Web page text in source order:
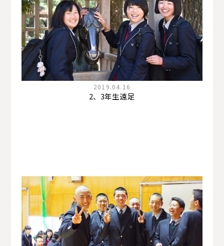
2019.04.16
2、3年生遠足